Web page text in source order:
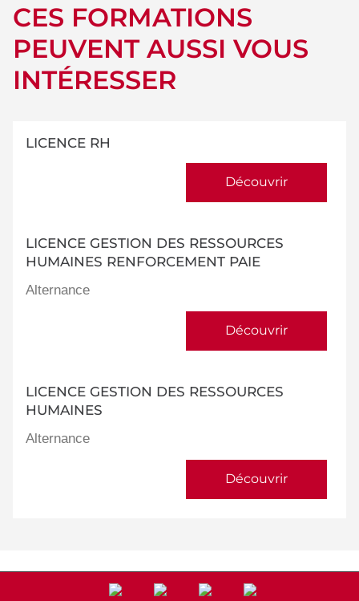
CES FORMATIONS
PEUVENT AUSSI VOUS
INTÉRESSER
LICENCE RH
Découvrir
LICENCE GESTION DES RESSOURCES
HUMAINES RENFORCEMENT PAIE
Alternance
Découvrir
LICENCE GESTION DES RESSOURCES
HUMAINES
Alternance
Découvrir